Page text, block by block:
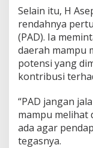
Selain itu, H
rendahnya
(PAD). Ia
daerah mampu
potensi yang
kontribusi
“PAD jangan
mampu melihat
ada agar
tegasnya.